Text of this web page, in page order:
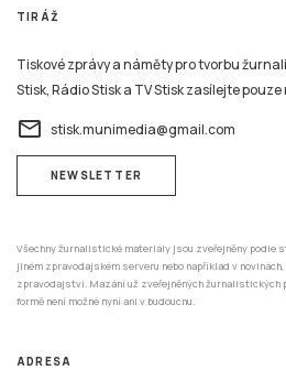
TIRÁŽ
Tiskové zprávy a náměty pro tvorbu
Stisk, Rádio Stisk a TV Stisk zasílejte
email stisk.munimedia@gmail.com
NEWSLETTER
Všechny žurnalistické materiály jsou zveřejněny podle
jiném zpravodajském serveru nebo například v
zpravodajství. Mazání už zveřejněných žurnalistických
formě není možné nyní ani v budoucnu.
ADRESA